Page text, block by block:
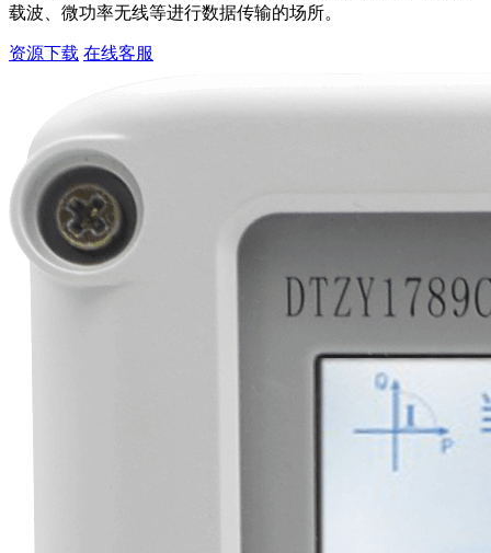
载波、微功率无线等进行数据传输的场所。
资源下载 在线客服